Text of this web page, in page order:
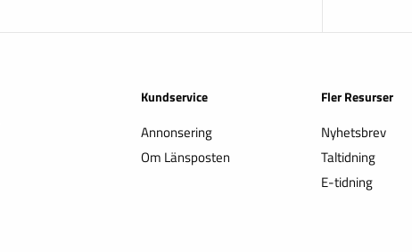
Kundservice
Annonsering
Om Länsposten
Fler Resurser
Nyhetsbrev
Taltidning
E-tidning